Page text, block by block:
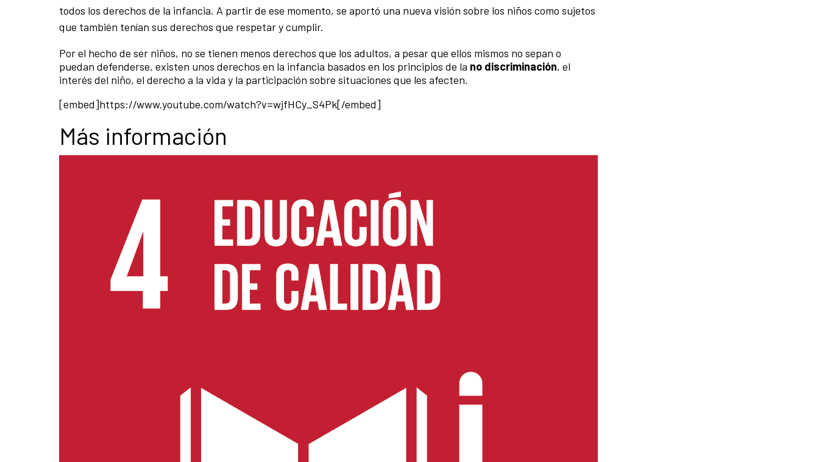
todos los derechos de la infancia. A partir de ese momento, se aportó una nueva visión sobre los niños como sujetos
que también tenían sus derechos que respetar y cumplir.
Por el hecho de ser niños, no se tienen menos derechos que los adultos, a pesar que ellos mismos no sepan o
puedan defenderse, existen unos derechos en la infancia basados en los principios de la no discriminación, el
interés del niño, el derecho a la vida y la participación sobre situaciones que les afecten.
[embed]https://www.youtube.com/watch?v=wjfHCy_S4Pk[/embed]
Más información